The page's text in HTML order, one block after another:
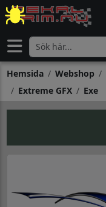
Hemsida Webshop
Extreme GFX
Exe